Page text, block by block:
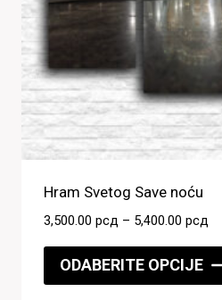
Hram Svetog Save noću
3,500.00 рсд – 5,400.00 рсд
od
ODABERITE OPCIJE